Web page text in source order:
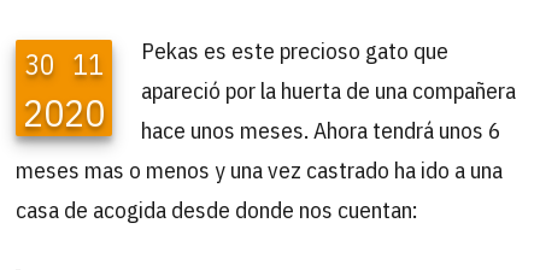
30 11
2020
Pekas es este precioso gato que
apareció por la huerta de una compañera
hace unos meses. Ahora tendrá unos 6
meses mas o menos y una vez castrado ha ido a una
casa de acogida desde donde nos cuentan: